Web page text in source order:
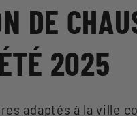
DE
2025
adaptés à la ville